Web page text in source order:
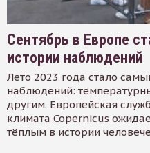
Сентябрь в Европе
истории наблюдений
Лето 2023 года стало
наблюдений:
другим. Европейская
климата Copernicus
тёплым в истории